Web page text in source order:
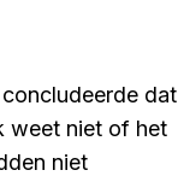
dat
weet niet of het
niet